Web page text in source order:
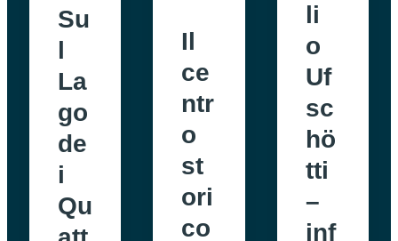
Su
l
La
go
de
i
Qu
Il
ce
ntr
o
st
ori
co
li
o
Uf
sc
hö
tti
–
inf